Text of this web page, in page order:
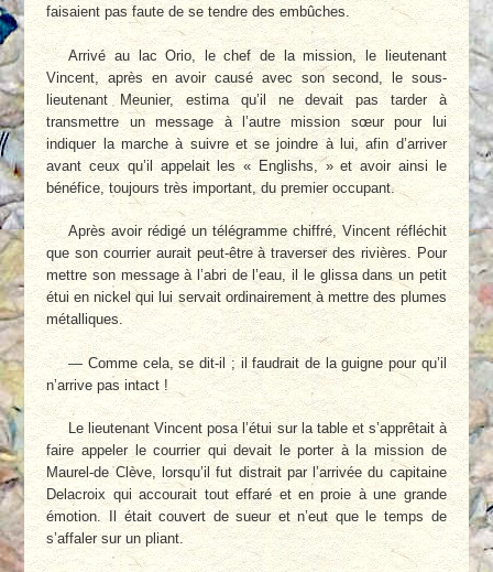
faisaient pas faute de se tendre des embûches.
Arrivé au lac Orio, le chef de la mission, le lieutenant
Vincent, après en avoir causé avec son second, le sous-
lieutenant Meunier, estima qu’il ne devait pas tarder à
transmettre un message à l’autre mission sœur pour lui
indiquer la marche à suivre et se joindre à lui, afin d’arriver
avant ceux qu’il appelait les « Englishs, » et avoir ainsi le
bénéfice, toujours très important, du premier occupant.
Après avoir rédigé un télégramme chiffré, Vincent réfléchit
que son courrier aurait peut-être à traverser des rivières. Pour
mettre son message à l’abri de l’eau, il le glissa dans un petit
étui en nickel qui lui servait ordinairement à mettre des plumes
métalliques.
— Comme cela, se dit-il ; il faudrait de la guigne pour qu’il
n’arrive pas intact !
Le lieutenant Vincent posa l’étui sur la table et s’apprêtait à
faire appeler le courrier qui devait le porter à la mission de
Maurel-de Clève, lorsqu’il fut distrait par l’arrivée du capitaine
Delacroix qui accourait tout effaré et en proie à une grande
émotion. Il était couvert de sueur et n’eut que le temps de
s’affaler sur un pliant.